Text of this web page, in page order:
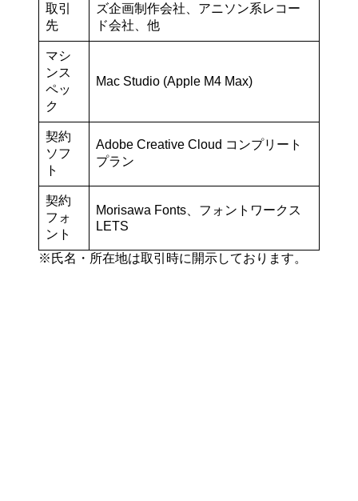
取引
先
ズ企画制作会社、アニソン系レコー
ド会社、他
マシ
ンス
ペッ
ク
Mac Studio (Apple M4 Max)
契約
ソフ
ト
Adobe Creative Cloud コンプリート
プラン
契約
フォ
ント
Morisawa Fonts、フォントワークス
LETS
※氏名・所在地は取引時に開示しております。